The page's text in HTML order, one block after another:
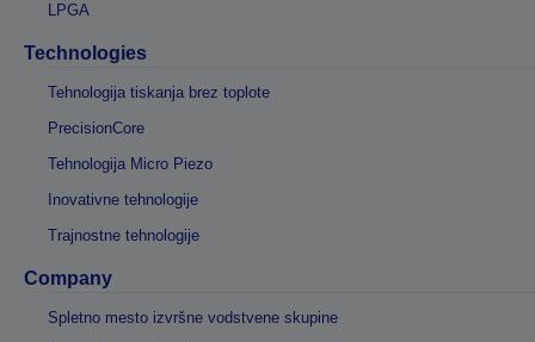
LPGA
Technologies
Tehnologija tiskanja brez toplote
PrecisionCore
Tehnologija Micro Piezo
Inovativne tehnologije
Trajnostne tehnologije
Company
Spletno mesto izvršne vodstvene skupine